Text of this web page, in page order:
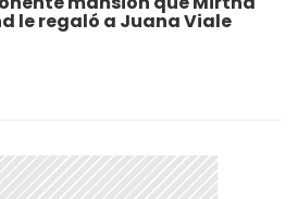
le regaló a Juana Viale